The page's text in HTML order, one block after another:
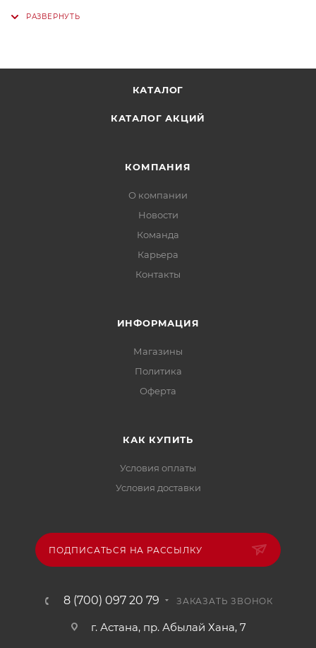
КАТАЛОГ
КАТАЛОГ АКЦИЙ
КОМПАНИЯ
О компании
Новости
Команда
Карьера
Контакты
ИНФОРМАЦИЯ
Магазины
Политика
Офертa
КАК КУПИТЬ
Условия оплаты
Условия доставки
ПОДПИСАТЬСЯ НА РАССЫЛКУ
8 (700) 097 20 79 ЗАКАЗАТЬ ЗВОНОК
г. Астана, пр. Абылай Хана, 7